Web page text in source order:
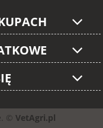
© VetAgri.pl